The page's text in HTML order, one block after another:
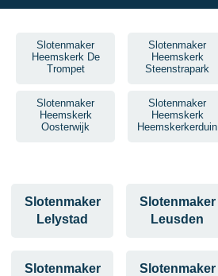
Slotenmaker
Heemskerk De
Trompet
Slotenmaker
Heemskerk
Steenstrapark
Slotenmaker
Heemskerk
Oosterwijk
Slotenmaker
Heemskerk
Heemskerkerduin
Slotenmaker
Lelystad
Slotenmaker
Leusden
Slotenmaker
Slotenmaker